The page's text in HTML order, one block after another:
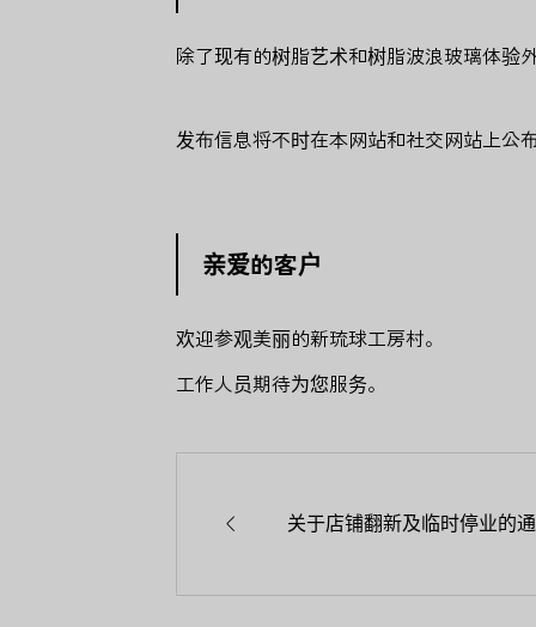
除了现有的树脂艺术和树脂波浪玻璃体验
发布信息将不时在本网站和社交网站上公
亲爱的客户
欢迎参观美丽的新琉球工房村。
工作人员期待为您服务。
 关于店铺翻新及临时停业的